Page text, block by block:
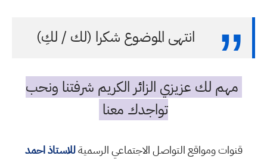
انتهى الموضوع شكرا (لك / لكِ)
مهم لك عزيزي الزائر الكريم شرفتنا ونحب
تواجدك معنا
قنوات ومواقع التواصل الاجتماعي الرسميةللاستاذ احمد